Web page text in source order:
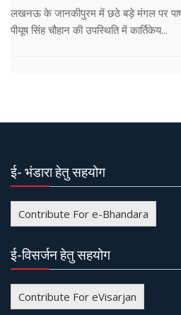
लखनऊ के जानकीपुरम में छठे बड़े मंगल पर
पीयूष सिंह चौहान की उपस्थिति में कार्तिकेय...
ई- भंडारा हेतु सहयोग
Contribute For e-Bhandara
ई-विसर्जन हेतु सहयोग
Contribute For eVisarjan